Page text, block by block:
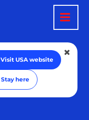
Visit USA website
Stay here